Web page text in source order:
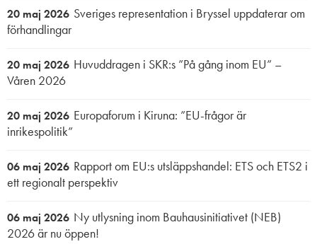
20 maj 2026 Sveriges representation i Bryssel uppdaterar om
förhandlingar
20 maj 2026 Huvuddragen i SKR:s ”På gång inom EU” –
Våren 2026
20 maj 2026 Europaforum i Kiruna: ”EU-frågor är
inrikespolitik”
06 maj 2026 Rapport om EU:s utsläppshandel: ETS och ETS2 i
ett regionalt perspektiv
06 maj 2026 Ny utlysning inom Bauhausinitiativet (NEB)
2026 är nu öppen!